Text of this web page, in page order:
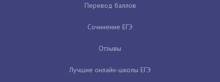
Перевод баллов
Сочинение ЕГЭ
Отзывы
Лучшие онлайн-школы ЕГЭ